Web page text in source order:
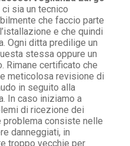
sia un tecnico
che faccio parte
e che quindi
Ogni ditta predilige un
stessa oppure un
Rimane certificato che
meticolosa revisione di
in seguito alla
In caso iniziamo a
di ricezione dei
problema consiste nelle
danneggiati, in
troppo vecchie per